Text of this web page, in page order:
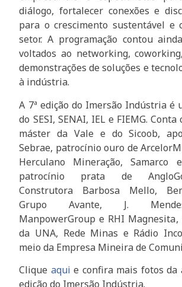
diálogo, fortalecer conexões e
para o crescimento sustentável e
setor. A programação contou
voltados ao networking,
demonstrações de soluções e
à indústria.
A 7ª edição do Imersão Indústria é
do SESI, SENAI, IEL e FIEMG.
máster da Vale e do Sicoob,
Sebrae, patrocínio ouro de
Herculano Mineração, Samarco
patrocínio prata de
Construtora Barbosa Mello,
Grupo Avante, J.
ManpowerGroup e RHI
da UNA, Rede Minas e Rádio
meio da Empresa Mineira de
Clique aqui e confira mais fotos da
edição do Imersão Indústria.